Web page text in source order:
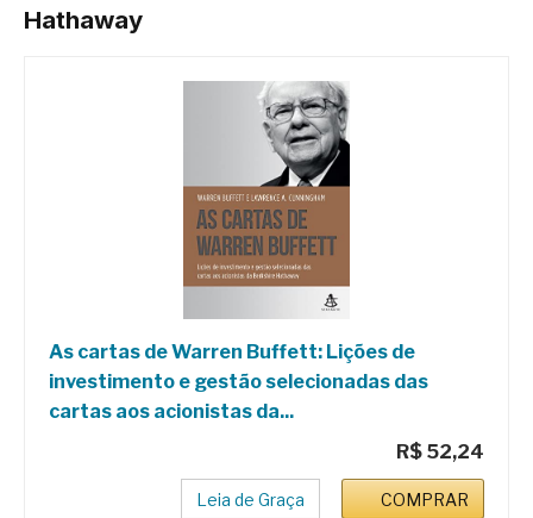
Hathaway
As cartas de Warren Buffett: Lições de
investimento e gestão selecionadas das
cartas aos acionistas da...
R$ 52,24
Leia de Graça COMPRAR